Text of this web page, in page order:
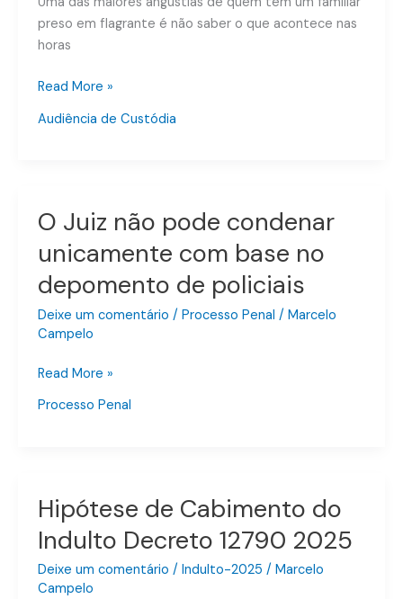
preso em flagrante é não saber o que acontece nas
horas
Read More »
Audiência de Custódia
O Juiz não pode condenar
unicamente com base no
depomento de policiais
Deixe um comentário / Processo Penal / Marcelo
Campelo
O
não
pode
condenar
unicamente
base
depomento
Read More »
Processo Penal
Hipótese de Cabimento do
Indulto Decreto 12790 2025
Deixe um comentário / Indulto-2025 / Marcelo
Campelo
Hipótese
Cabimento
do
Indulto